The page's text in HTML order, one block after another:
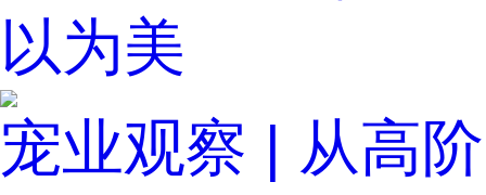
以为美
宠业观察 | 从高阶